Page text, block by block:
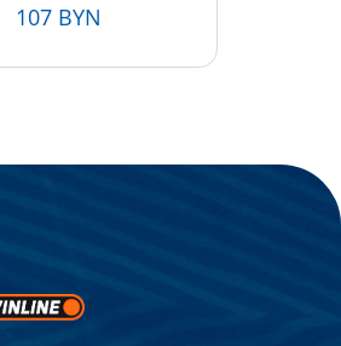
107 BYN